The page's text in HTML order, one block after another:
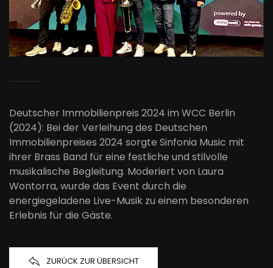
Deutscher Immobilienpreis 2024 im WCC Berlin
(2024): Bei der Verleihung des Deutschen
Immobilienpreises 2024 sorgte Sinfonia Music mit
ihrer Brass Band für eine festliche und stilvolle
musikalische Begleitung. Moderiert von Laura
Wontorra, wurde das Event durch die
energiegeladene Live-Musik zu einem besonderen
Erlebnis für die Gäste.
ZURÜCK ZUR ÜBERSICHT